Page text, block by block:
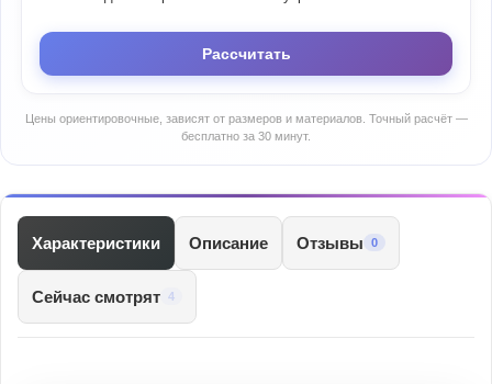
Рассчитать
Цены ориентировочные, зависят от размеров и материалов. Точный расчёт —
бесплатно за 30 минут.
Характеристики Описание Отзывы 0
Сейчас смотрят 4